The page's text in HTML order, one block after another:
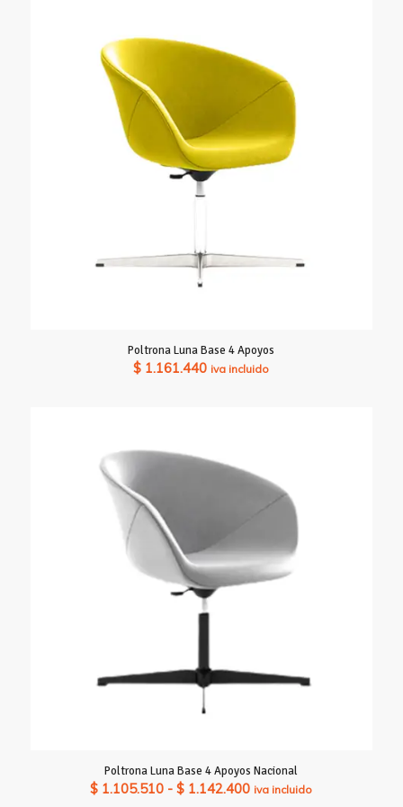
Poltrona Luna Base 4 Apoyos
$ 1.161.440 iva incluido
Poltrona Luna Base 4 Apoyos Nacional
$ 1.105.510 - $ 1.142.400Rango
iva incluido